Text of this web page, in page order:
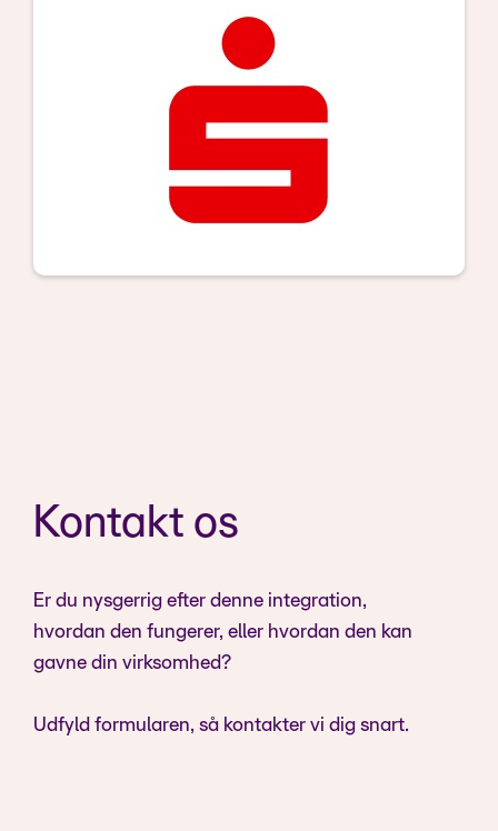
Kontakt os
Er du nysgerrig efter denne integration,
hvordan den fungerer, eller hvordan den kan
gavne din virksomhed?
Udfyld formularen, så kontakter vi dig snart.